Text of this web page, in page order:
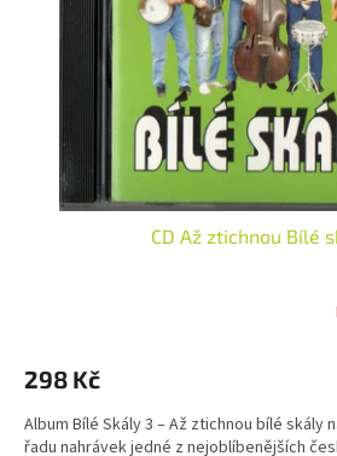
CD Až ztichnou Bílé
298 Kč
Album Bílé Skály 3 – Až ztichnou bílé skály
řadu nahrávek jedné z nejoblíbenějších